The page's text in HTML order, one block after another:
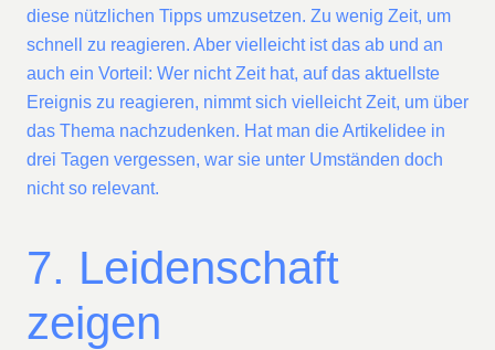
diese nützlichen Tipps umzusetzen. Zu wenig Zeit, um
schnell zu reagieren. Aber vielleicht ist das ab und an
auch ein Vorteil: Wer nicht Zeit hat, auf das aktuellste
Ereignis zu reagieren, nimmt sich vielleicht Zeit, um über
das Thema nachzudenken. Hat man die Artikelidee in
drei Tagen vergessen, war sie unter Umständen doch
nicht so relevant.
7. Leidenschaft
zeigen